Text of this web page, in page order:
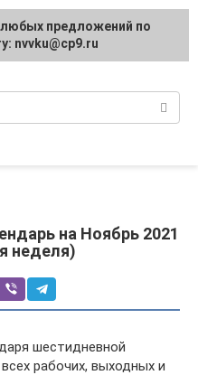
налоговые
на Ноябрь 2021
неделя)
шестидневной
рабочих, выходных и
предложений по
nvvku@cp9.ru